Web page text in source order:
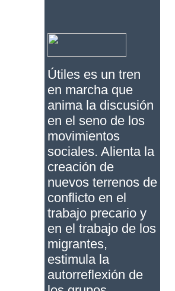
Útiles es un tren
en marcha que
anima la discusión
en el seno de los
movimientos
sociales. Alienta la
creación de
nuevos terrenos de
conflicto en el
trabajo precario y
en el trabajo de los
migrantes,
estimula la
autorreflexión de